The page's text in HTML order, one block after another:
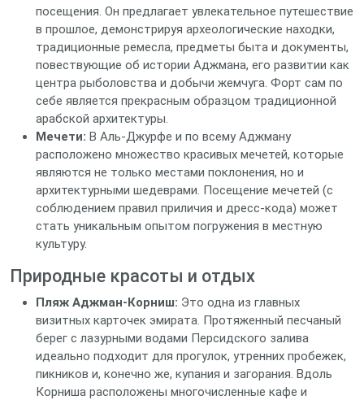
посещения. Он предлагает увлекательное путешествие
в прошлое, демонстрируя археологические находки,
традиционные ремесла, предметы быта и документы,
повествующие об истории Аджмана, его развитии как
центра рыболовства и добычи жемчуга. Форт сам по
себе является прекрасным образцом традиционной
арабской архитектуры.
Мечети: В Аль-Джурфе и по всему Аджману
расположено множество красивых мечетей, которые
являются не только местами поклонения, но и
архитектурными шедеврами. Посещение мечетей (с
соблюдением правил приличия и дресс-кода) может
стать уникальным опытом погружения в местную
культуру.
Природные красоты и отдых
Пляж Аджман-Корниш: Это одна из главных
визитных карточек эмирата. Протяженный песчаный
берег с лазурными водами Персидского залива
идеально подходит для прогулок, утренних пробежек,
пикников и, конечно же, купания и загорания. Вдоль
Корниша расположены многочисленные кафе и